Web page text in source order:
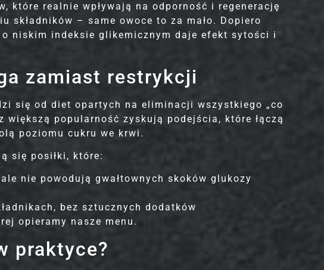
które realnie wpływają na odporność i regenerację
składników – same owoce to za mało. Dopiero
niskim indeksie glikemicznym daje efekt sytości i
zamiast restrykcji
się od diet opartych na eliminacji wszystkiego „co
większą popularność zyskują podejścia, które łączą
poziomu cukru we krwi.
się posiłki, które:
nie powodują gwałtownych skoków glukozy
bez sztucznych dodatków
opieramy nasze menu.
praktyce?
mądry, efekt boski.
1200kcal
45-65% 20-35%
Standard but unique - a feast
in all flavors!
from1200 kcal
ORDER DETAILS